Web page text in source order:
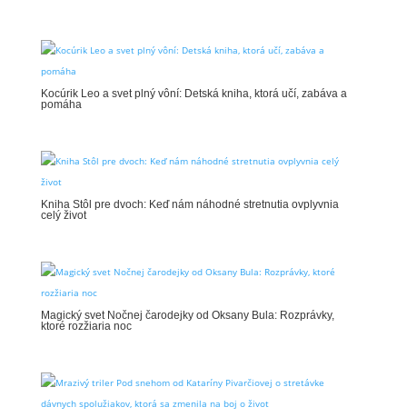
Kocúrik Leo a svet plný vôní: Detská kniha, ktorá učí, zabáva a
pomáha
Kniha Stôl pre dvoch: Keď nám náhodné stretnutia ovplyvnia
celý život
Magický svet Nočnej čarodejky od Oksany Bula: Rozprávky,
ktoré rozžiaria noc